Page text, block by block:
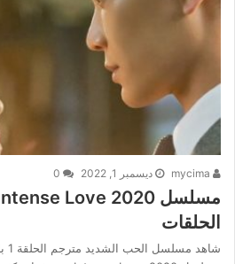
ديسمبر 1, 2022
الحلقات